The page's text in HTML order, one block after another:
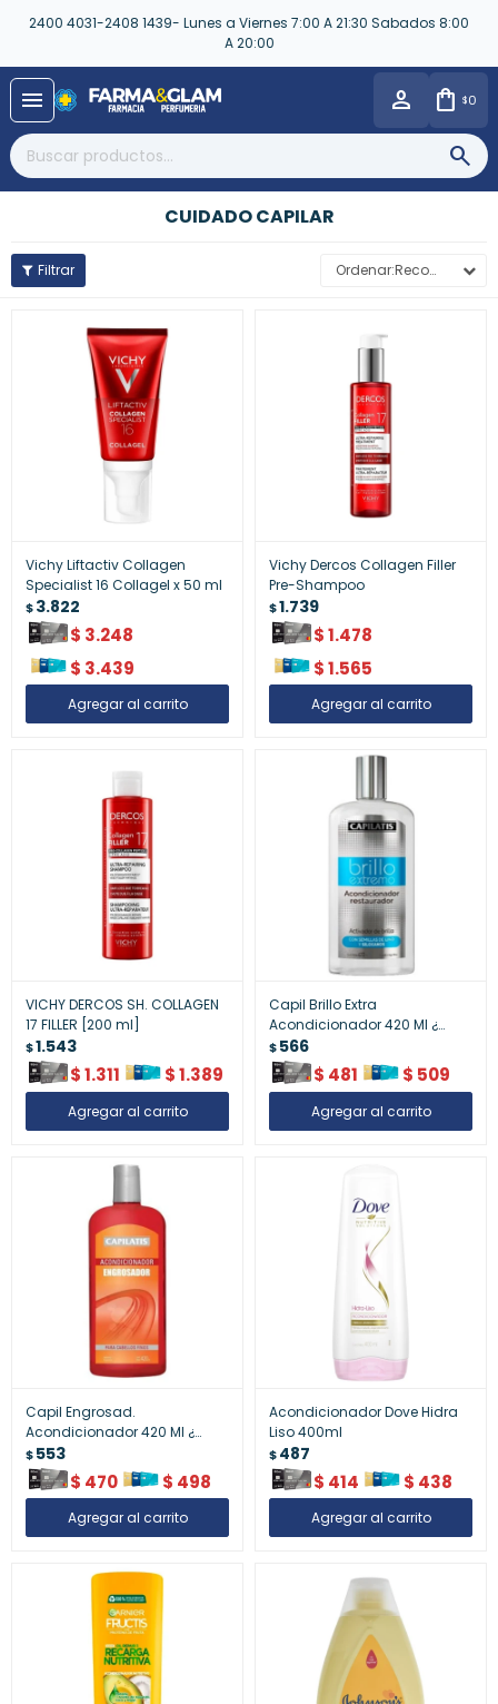
2400 4031-2408 1439- Lunes a Viernes 7:00 A 21:30 Sabados 8:00
A 20:00
menu $0
CUIDADO CAPILAR
Recomendados
Vichy Liftactiv Collagen
Specialist 16 Collagel x 50 ml
$3.822
$ 3.248
$ 3.439
Vichy Dercos Collagen Filler
Pre-Shampoo
$1.739
$1.478
$1.565
VICHY DERCOS SH. COLLAGEN
17 FILLER [200 ml]
$1.543
$1.311 $1.389
Capil Brillo Extra
Acondicionador 420 Ml ¿
Nutrición Cabello
$566
$ 481 $ 509
Capil Engrosad.
Acondicionador 420 Ml ¿
Cabello Fino
$553
$ 470 $ 498
Acondicionador Dove Hidra
Liso 400ml
$487
$ 414 $ 438